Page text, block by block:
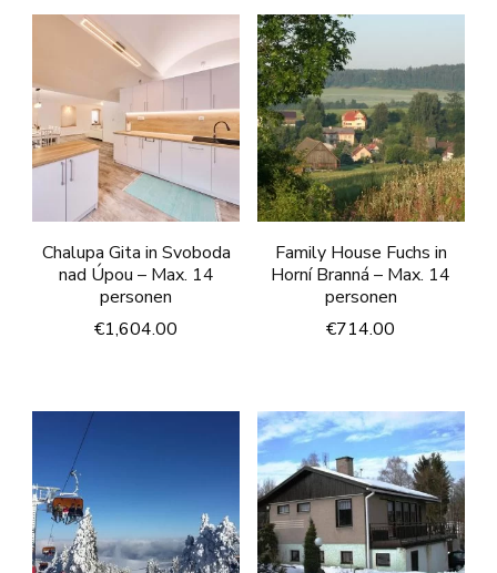
Chalupa Gita in Svoboda
nad Úpou – Max. 14
personen
€1,604.00
Family House Fuchs in
Horní Branná – Max. 14
personen
€714.00